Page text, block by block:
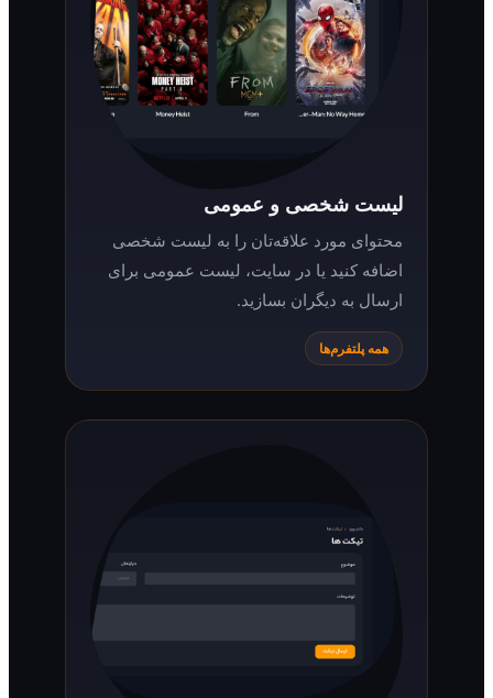
لیست شخصی و عمومی
محتوای مورد علاقه‌تان را به لیست شخصی
اضافه کنید یا در سایت، لیست عمومی برای
ارسال به دیگران بسازید.
همه پلتفرم‌ها